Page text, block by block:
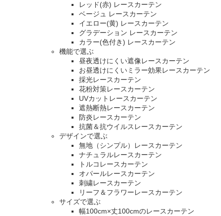
レッド(赤) レースカーテン
ベージュ レースカーテン
イエロー(黄) レースカーテン
グラデーション レースカーテン
カラー(色付き) レースカーテン
機能で選ぶ
昼夜透けにくい遮像レースカーテン
お昼透けにくいミラー効果レースカーテン
採光レースカーテン
花粉対策レースカーテン
UVカットレースカーテン
遮熱断熱レースカーテン
防炎レースカーテン
抗菌＆抗ウイルスレースカーテン
デザインで選ぶ
無地（シンプル）レースカーテン
ナチュラルレースカーテン
トルコレースカーテン
オパールレースカーテン
刺繍レースカーテン
リーフ＆フラワーレースカーテン
サイズで選ぶ
幅100cm×丈100cmのレースカーテン